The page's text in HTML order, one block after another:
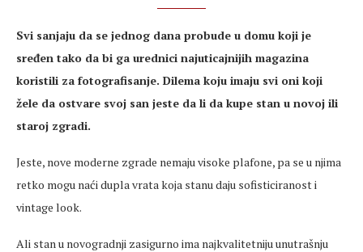
Svi sanjaju da se jednog dana probude u domu koji je
sređen tako da bi ga urednici najuticajnijih magazina
koristili za fotografisanje. Dilema koju imaju svi oni koji
žele da ostvare svoj san jeste da li da kupe stan u novoj ili
staroj zgradi.
Jeste, nove moderne zgrade nemaju visoke plafone, pa se u njima
retko mogu naći dupla vrata koja stanu daju sofisticiranost i
vintage look.
Ali stan u novogradnji zasigurno ima najkvalitetniju unutrašnju